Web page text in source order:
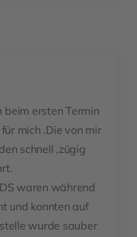
ersten Termin
mich .Die von mir
schnell ,zügig
waren während
und konnten auf
wurde sauber